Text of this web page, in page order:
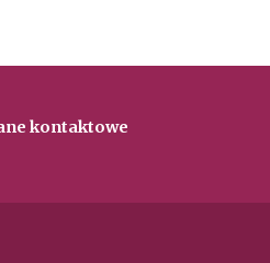
kontaktowe